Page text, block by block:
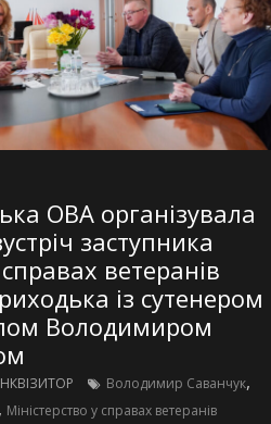
ОВА організувала
заступника
справах ветеранів
із сутенером
Володимиром
Володимир Саванчук,
, Міністерство у справах ветеранів